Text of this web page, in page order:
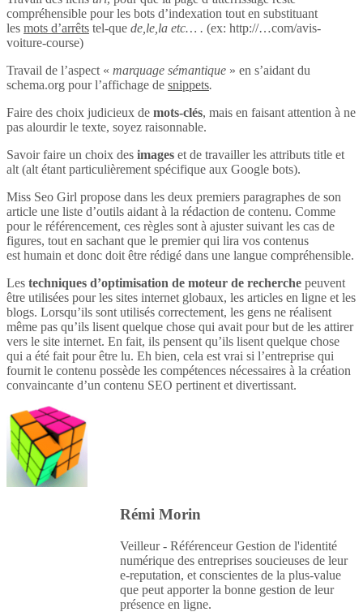
compréhensible pour les bots d’indexation tout en substituant
les mots d’arrêts tel-que de,le,la etc… . (ex: http://…com/avis-
voiture-course)
Travail de l’aspect « marquage sémantique » en s’aidant du
schema.org pour l’affichage de snippets.
Faire des choix judicieux de mots-clés, mais en faisant attention à ne
pas alourdir le texte, soyez raisonnable.
Savoir faire un choix des images et de travailler les attributs title et
alt (alt étant particulièrement spécifique aux Google bots).
Miss Seo Girl propose dans les deux premiers paragraphes de son
article une liste d’outils aidant à la rédaction de contenu. Comme
pour le référencement, ces règles sont à ajuster suivant les cas de
figures, tout en sachant que le premier qui lira vos contenus
est humain et donc doit être rédigé dans une langue compréhensible.
Les techniques d’optimisation de moteur de recherche peuvent
être utilisées pour les sites internet globaux, les articles en ligne et les
blogs. Lorsqu’ils sont utilisés correctement, les gens ne réalisent
même pas qu’ils lisent quelque chose qui avait pour but de les attirer
vers le site internet. En fait, ils pensent qu’ils lisent quelque chose
qui a été fait pour être lu. Eh bien, cela est vrai si l’entreprise qui
fournit le contenu possède les compétences nécessaires à la création
convaincante d’un contenu SEO pertinent et divertissant.
Rémi Morin
Veilleur - Référenceur Gestion de l'identité
numérique des entreprises soucieuses de leur
e-reputation, et conscientes de la plus-value
que peut apporter la bonne gestion de leur
présence en ligne.